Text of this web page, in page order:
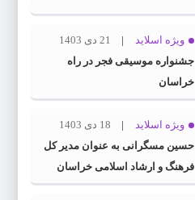
ویژه اسلاید
21 دی 1403
جشنواره موسیقی فجر در راه
خراسان
ویژه اسلاید
18 دی 1403
حسین مسگرانی به عنوان مدیر کل
فرهنگ و ارشاد اسلامی خراسان
رضوی معرفی شد